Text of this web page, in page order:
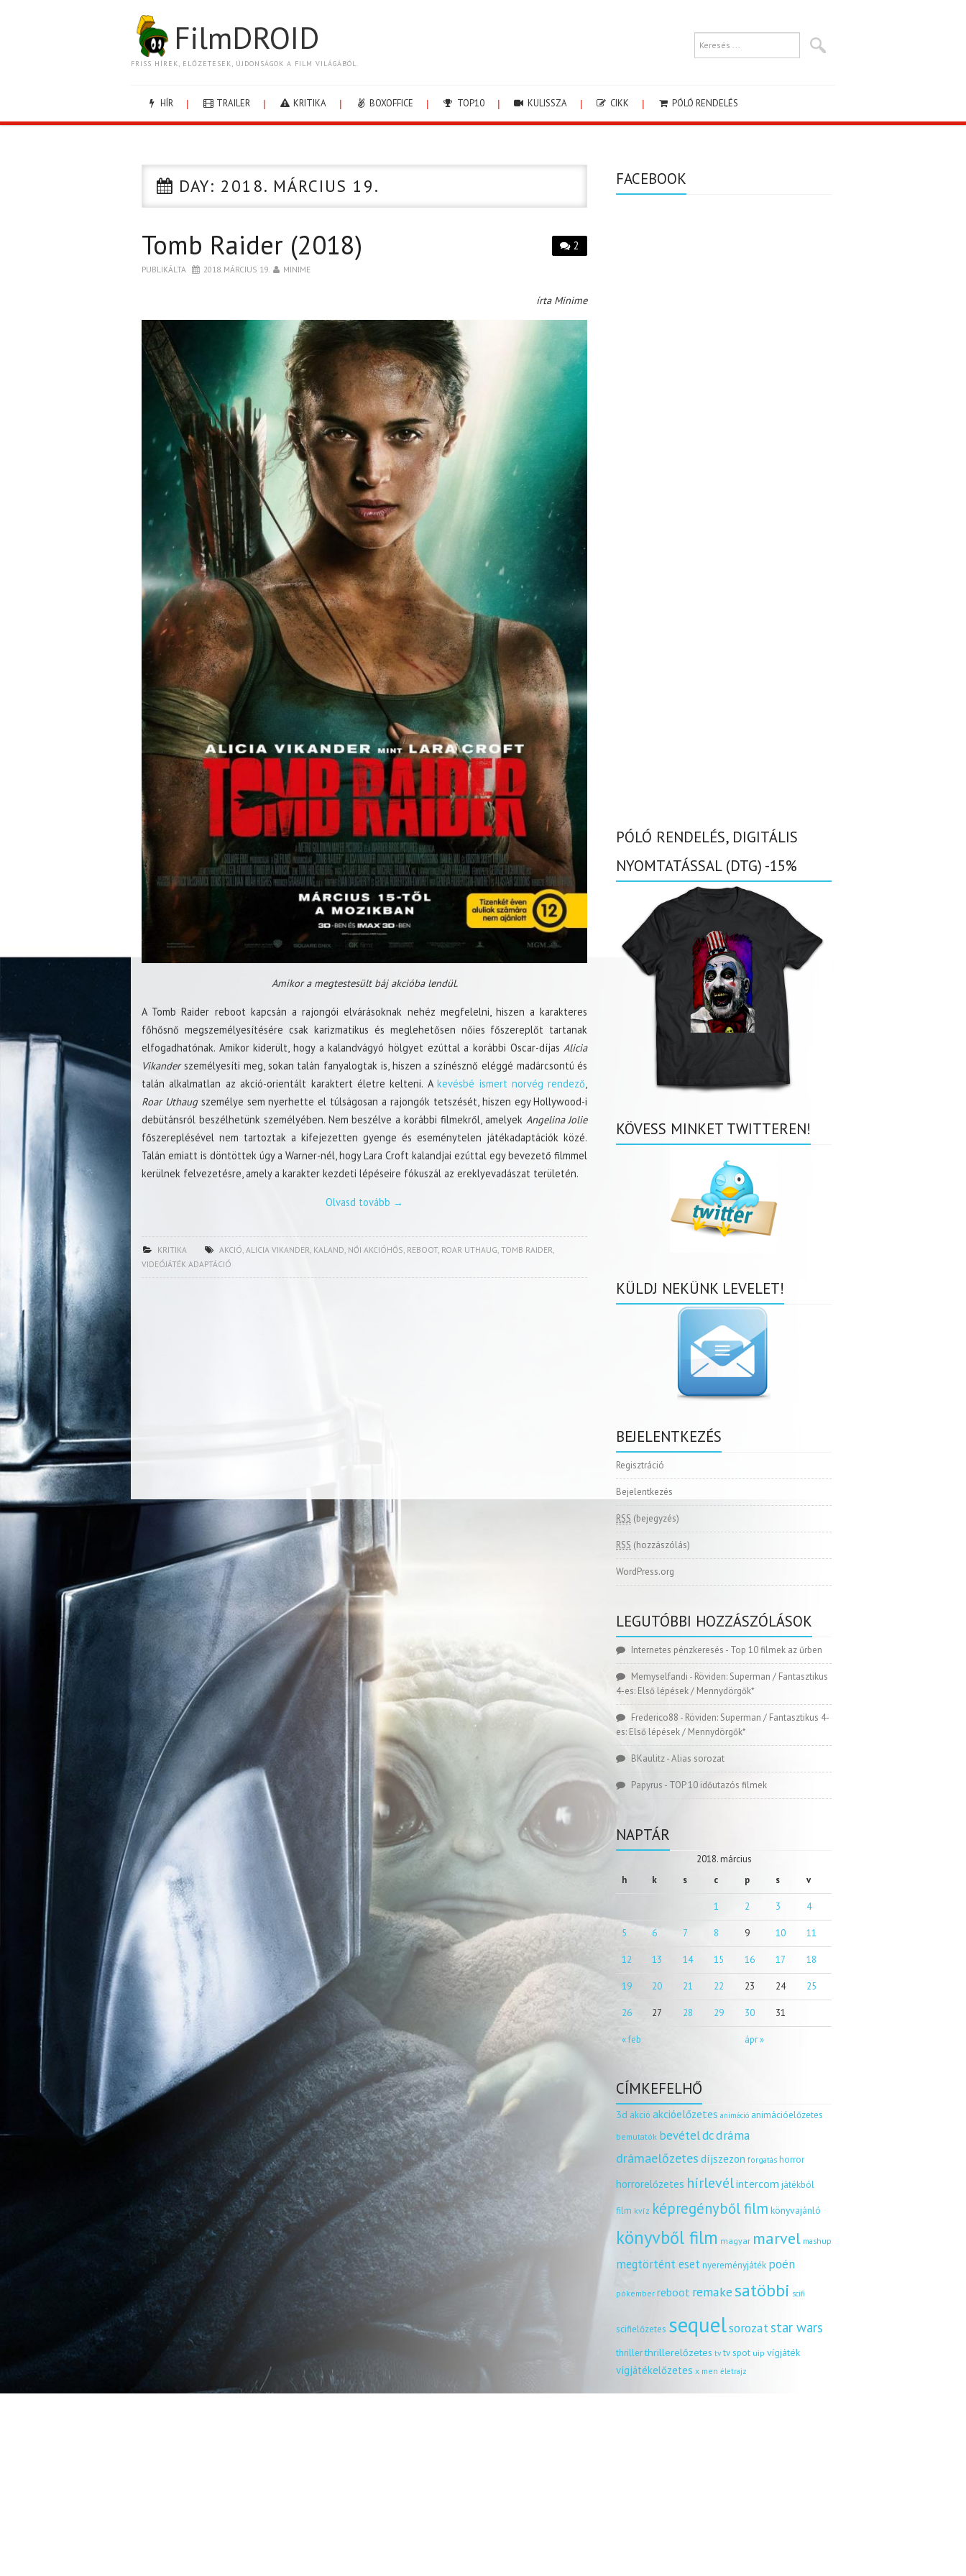
FilmDROID
FRISS HÍREK, ELŐZETESEK, ÚJDONSÁGOK A FILM VILÁGÁBÓL.
HÍR TRAILER KRITIKA BOXOFFICE TOP10 KULISSZA CIKK PÓLÓ RENDELÉS
DAY: 2018. MÁRCIUS 19.
2
Tomb Raider (2018)
PUBLIKÁLTA 2018. MÁRCIUS 19. MINIME
írta Minime
Amikor a megtestesült báj akcióba lendül.
A Tomb Raider reboot kapcsán a rajongói elvárásoknak nehéz megfelelni, hiszen a karakteres
főhősnő megszemélyesítésére csak karizmatikus és meglehetősen nőies főszereplőt tartanak
elfogadhatónak. Amikor kiderült, hogy a kalandvágyó hölgyet ezúttal a korábbi Oscar-díjas Alicia
Vikanderszemélyesíti meg, sokan talán fanyalogtak is, hiszen a színésznő eléggé madárcsontú és
talán alkalmatlan az akció-orientált karaktert életre kelteni. Akevésbé ismert norvég rendező
Roar Uthaugszemélye sem nyerhette el túlságosan a rajongók tetszését, hiszen egy Hollywood-i
debütánsról beszélhetünk személyében. Nem beszélve a korábbi filmekről, amelyek Angelina Jolie
főszereplésével nem tartoztak a kifejezetten gyenge és eseménytelen játékadaptációk közé.
Talán emiatt is döntöttek úgy a Warner-nél, hogy Lara Croft kalandjai ezúttal egy bevezető filmmel
kerülnek felvezetésre, amely a karakter kezdeti lépéseire fókuszál az ereklyevadászat területén.
Olvasd tovább →
KRITIKA AKCIÓ ALICIA VIKANDER KALAND NŐI AKCIÓHŐS REBOOT, ROAR UTHAUG TOMB RAIDER
VIDEÓJÁTÉK ADAPTÁCIÓ
FACEBOOK
PÓLÓ RENDELÉS, DIGITÁLIS
NYOMTATÁSSAL (DTG) -15%
KÖVESS MINKET TWITTEREN!
KÜLDJ NEKÜNK LEVELET!
BEJELENTKEZÉS
Regisztráció
Bejelentkezés
RSS (bejegyzés)
RSS (hozzászólás)
WordPress.org
LEGUTÓBBI HOZZÁSZÓLÁSOK
Internetes pénzkeresés - Top 10 filmek az űrben
Memyselfandi - Röviden: Superman / Fantasztikus
4-es: Első lépések / Mennydörgők*
Frederico88 - Röviden: Superman / Fantasztikus 4-
es: Első lépések / Mennydörgők*
BKaulitz-Alias sorozat
Papyrus - TOP 10 időutazós filmek
NAPTÁR
2018. március
h
k s c p s v
« feb ápr »
1 2 3 4
5 6 7 8 9 10 11
12 13 14 15 16 17 18
19 20 21 22 23 24 25
26 27 28 29 30 31
CÍMKEFELHŐ
3d akció akcióelőzetes animáció animációelőzetes
bemutatók bevételdcdráma
drámaelőzetes díjszezon forgatás horror
horrorelőzetes hírlevélintercom játékból
film kvíz képregényből film könyvajánló
könyvből film magyar marvel mashup
megtörtént esetnyereményjáték poén
pókember reboot remakesatöbbi scifi
scifielőzetes sequelsorozatstar wars
thrillerthrillerelőzetes tv tv spot uip vígjáték
vígjátékelőzetes x men életrajz